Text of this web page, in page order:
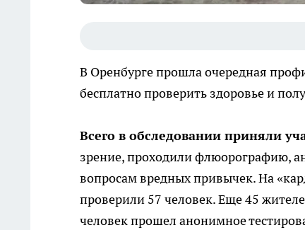
В Оренбурге прошла очередная
бесплатно проверить здоровье и
Всего в обследовании приняли
зрение, проходили флюорографию,
вопросам вредных привычек. На
проверили 57 человек. Еще 45
человек прошел анонимное